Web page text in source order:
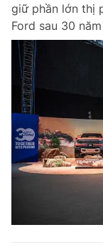
giữ phần lớn thị
Ford sau 30